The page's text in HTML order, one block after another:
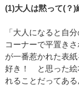
(1)大人は黙って(？
「大人になると自
コーナーで平置き
が一番惹かれた表
好き！ と思った絵
れることだってある